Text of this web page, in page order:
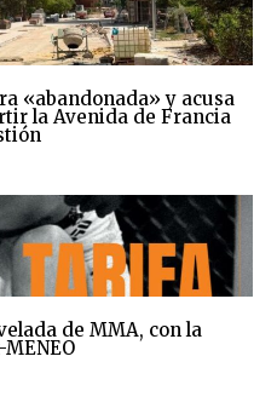
«abandonada» y acusa
la Avenida de Francia
de MMA, con la